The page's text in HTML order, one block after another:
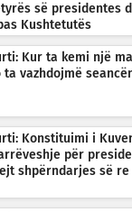
së presidentes
Kushtetutës
Kur ta kemi një
ta vazhdojmë
Konstituimi i
për
shpërndarjes së re